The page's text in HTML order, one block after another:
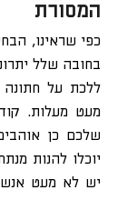
המסורת
כפי שראינו,
בחובה שלל
ללכת על
מעט מעלות.
שלכם כן
יוכלו להנות
יש לא מעט